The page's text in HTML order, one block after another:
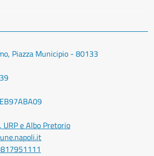
Piazza Municipio - 80133
e Albo Pretorio